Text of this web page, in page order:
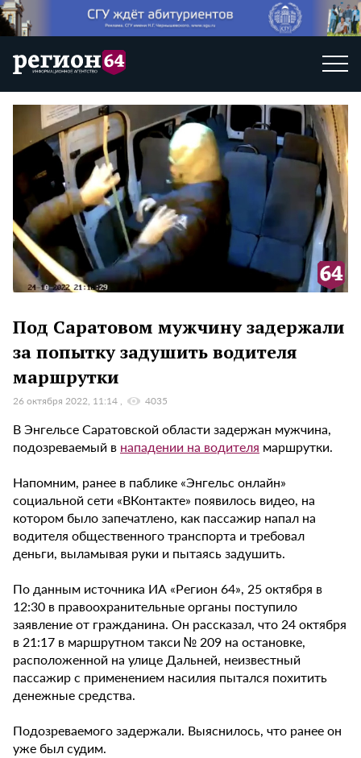
Под Саратовом мужчину задержали
за попытку задушить водителя
маршрутки
26 октября 2022, 11:14 4035
В Энгельсе Саратовской области задержан мужчина,
подозреваемый в нападении на водителя маршрутки.
Напомним, ранее в паблике «Энгельс онлайн»
социальной сети «ВКонтакте» появилось видео, на
котором было запечатлено, как пассажир напал на
водителя общественного транспорта и требовал
деньги, выламывая руки и пытаясь задушить.
По данным источника ИА «Регион 64», 25 октября в
12:30 в правоохранительные органы поступило
заявление от гражданина. Он рассказал, что 24 октября
в 21:17 в маршрутном такси № 209 на остановке,
расположенной на улице Дальней, неизвестный
пассажир с применением насилия пытался похитить
денежные средства.
Подозреваемого задержали. Выяснилось, что ранее он
уже был судим.